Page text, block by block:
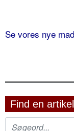
Se vores nye
Find en artikel